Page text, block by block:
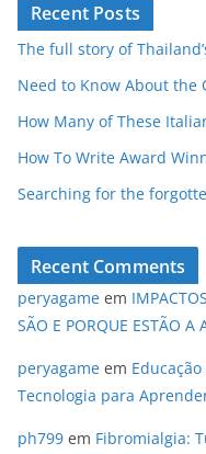
Recent Posts
The full story of
Need to Know About the
How Many of These
How To Write Award
Searching for the
Recent Comments
peryagame em
SÃO E PORQUE ESTÃO A
peryagame em
Tecnologia para
ph799 em Fibromialgia: